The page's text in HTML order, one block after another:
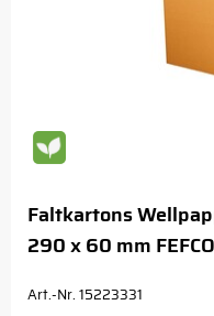
Faltkartons
290 x 60 mm
Art.-Nr. 15223331